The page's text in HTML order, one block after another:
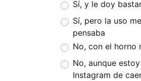
Sí, y le doy
Sí, pero la uso
pensaba
No, con el horno
No, aunque
Instagram de